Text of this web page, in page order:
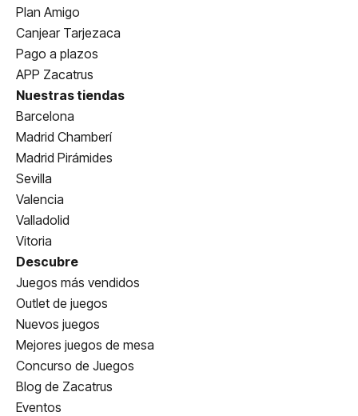
Plan Amigo
Canjear Tarjezaca
Pago a plazos
APP Zacatrus
Nuestras tiendas
Barcelona
Madrid Chamberí
Madrid Pirámides
Sevilla
Valencia
Valladolid
Vitoria
Descubre
Juegos más vendidos
Outlet de juegos
Nuevos juegos
Mejores juegos de mesa
Concurso de Juegos
Blog de Zacatrus
Eventos